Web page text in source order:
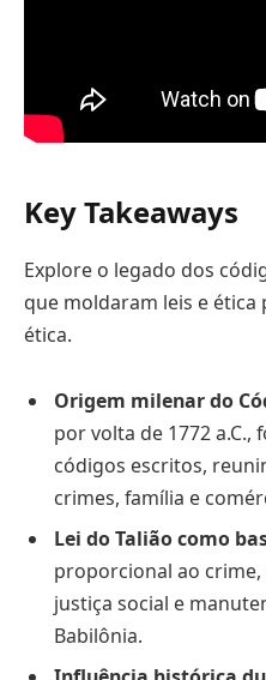
Key Takeaways
Explore o legado dos
que moldaram leis e ética
ética.
Origem milenar do
por volta de 1772
códigos escritos,
crimes, família e
Lei do Talião como
proporcional ao
justiça social e
Babilônia.